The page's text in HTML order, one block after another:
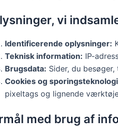
vi
Identificerende oplysninger:
Teknisk information: IP-
Brugsdata: Sider, du
Cookies og
pixeltags og lignende
med brug af